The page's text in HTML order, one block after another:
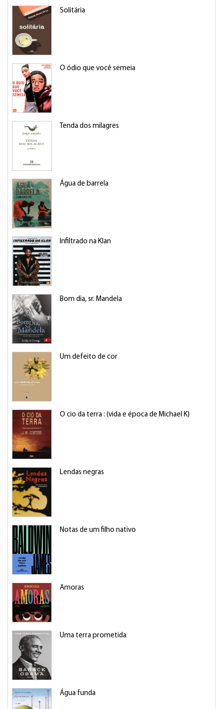
Solitária
O ódio que você semeia
Tenda dos milagres
Água de barrela
Infiltrado na Klan
Bom dia, sr. Mandela
Um defeito de cor
O cio da terra : (vida e época de Michael K)
Lendas negras
Notas de um filho nativo
Amoras
Uma terra prometida
Água funda